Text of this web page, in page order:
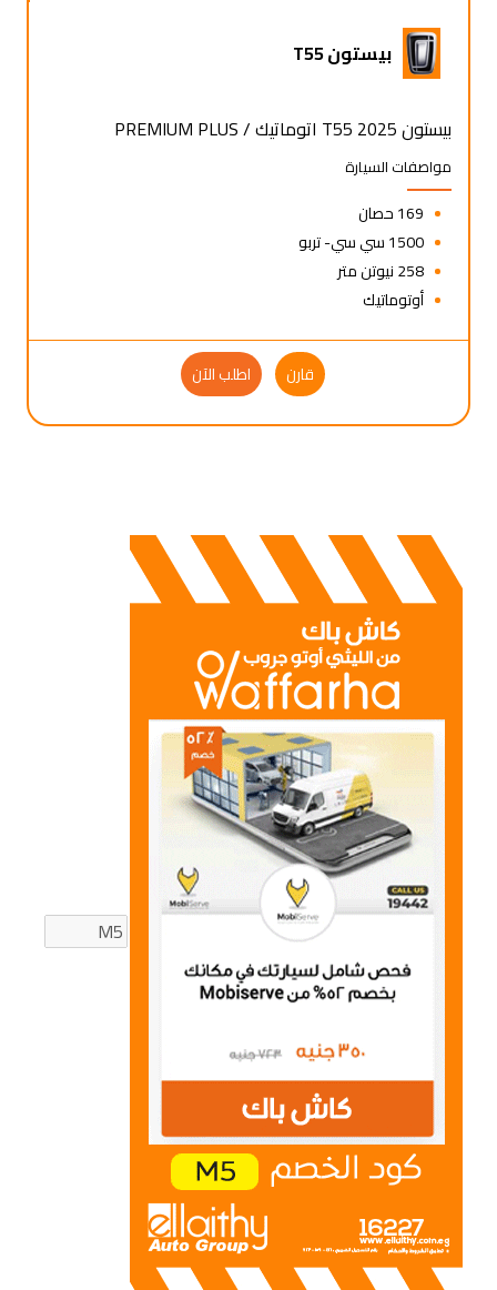
بيستون T55
بيستون T55 2025 اتوماتيك / PREMIUM PLUS
مواصفات السيارة
169 حصان
1500 سي سي- تربو
258 نيوتن متر
أوتوماتيك
قارن اطلب الآن